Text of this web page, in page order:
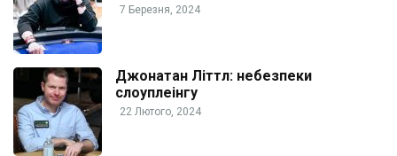
7 Березня, 2024
Джонатан Літтл: небезпеки
слоуплеінгу
22 Лютого, 2024